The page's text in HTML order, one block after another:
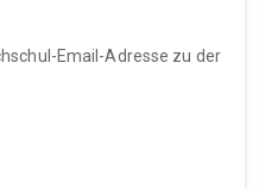
Email-Adresse zu der